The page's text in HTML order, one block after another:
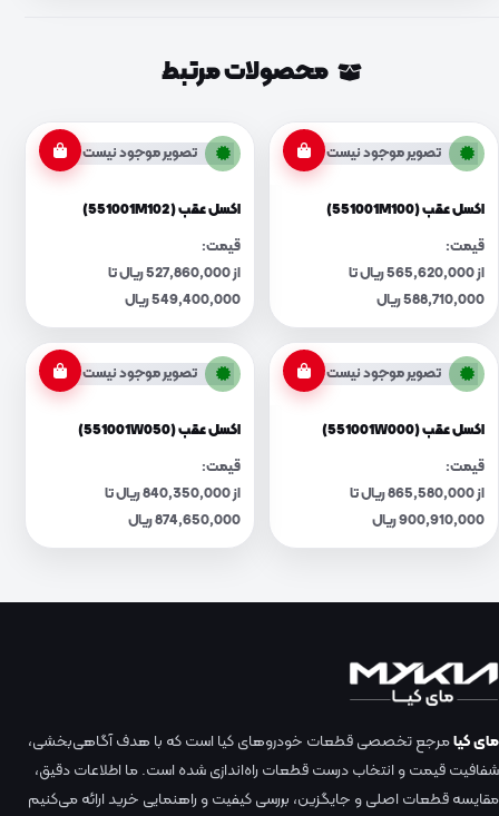
محصولات مرتبط
تصویر موجود نیست
اکسل عقب (551001M100)
قیمت:
از 565,620,000 ریال تا
588,710,000 ریال
تصویر موجود نیست
اکسل عقب (551001M102)
قیمت:
از 527,860,000 ریال تا
549,400,000 ریال
تصویر موجود نیست
اکسل عقب (551001W000)
قیمت:
از 865,580,000 ریال تا
900,910,000 ریال
تصویر موجود نیست
اکسل عقب (551001W050)
قیمت:
از 840,350,000 ریال تا
874,650,000 ریال
مای کیامرجع تخصصی قطعات خودروهای کیا است که با هدف آگاهی‌بخشی،
شفافیت قیمت و انتخاب درست قطعات راه‌اندازی شده است. ما اطلاعات دقیق،
مقایسه قطعات اصلی و جایگزین، بررسی کیفیت و راهنمایی خرید ارائه می‌کنیم